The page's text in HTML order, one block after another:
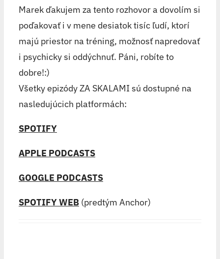
Marek ďakujem za tento rozhovor a dovolím si
poďakovať i v mene desiatok tisíc ľudí, ktorí
majú priestor na tréning, možnosť napredovať
i psychicky si oddýchnuť. Páni, robíte to
dobre!:)
Všetky epizódy ZA SKALAMI sú dostupné na
nasledujúcich platformách:
SPOTIFY
APPLE PODCASTS
GOOGLE PODCASTS
SPOTIFY WEB(predtým Anchor)